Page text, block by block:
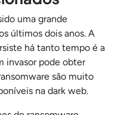
uma grande
últimos dois anos. A
há tanto tempo é a
invasor pode obter
são muito
na dark web.